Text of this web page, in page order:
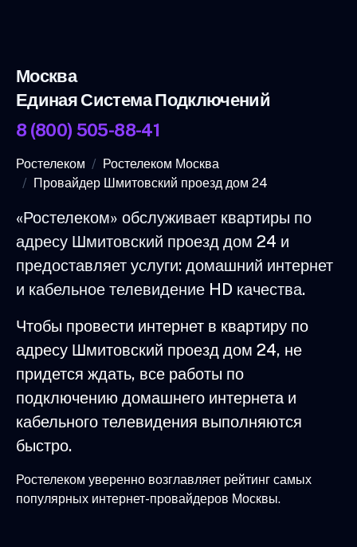
Москва
Единая Система Подключений
8 (800) 505-88-41
Ростелеком
Ростелеком Москва
Провайдер Шмитовский проезд дом 24
«Ростелеком» обслуживает квартиры по
адресу Шмитовский проезд дом 24 и
предоставляет услуги: домашний интернет
и кабельное телевидение HD качества.
Чтобы провести интернет в квартиру по
адресу Шмитовский проезд дом 24, не
придется ждать, все работы по
подключению домашнего интернета и
кабельного телевидения выполняются
быстро.
Ростелеком уверенно возглавляет рейтинг самых
популярных интернет-провайдеров Москвы.